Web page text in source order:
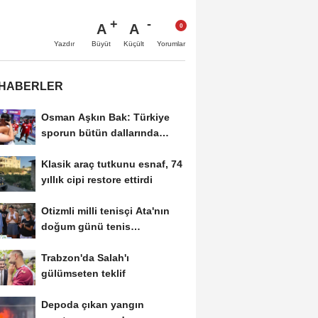
Yazdır
A
Büyüt
A
Küçült Yorumlar
Osman Aşkın Bak: Türkiye
sporun bütün dallarında
Klasik araç tutkunu esnaf, 74
yıllık cipi restore ettirdi
Otizmli milli tenisçi Ata'nın
doğum günü tenis
Trabzon'da Salah'ı
gülümseten teklif
Depoda çıkan yangın